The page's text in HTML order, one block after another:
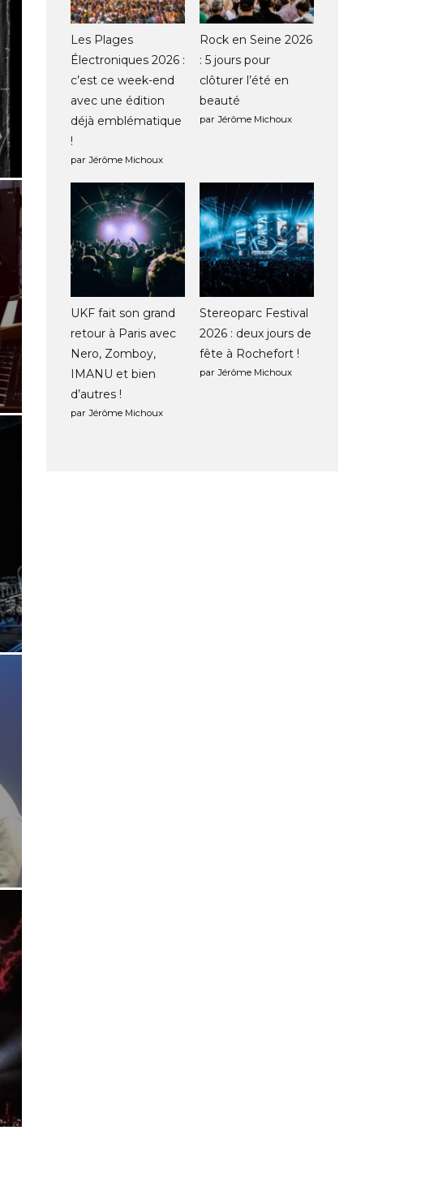
Les Plages
Électroniques 2026 :
c’est ce week-end
avec une édition
déjà emblématique
!
par Jérôme Michoux
Rock en Seine 2026
: 5 jours pour
clôturer l’été en
beauté
par Jérôme Michoux
UKF fait son grand
retour à Paris avec
Nero, Zomboy,
IMANU et bien
d’autres !
par Jérôme Michoux
Stereoparc Festival
2026 : deux jours de
fête à Rochefort !
par Jérôme Michoux